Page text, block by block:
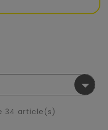

34 article(s)